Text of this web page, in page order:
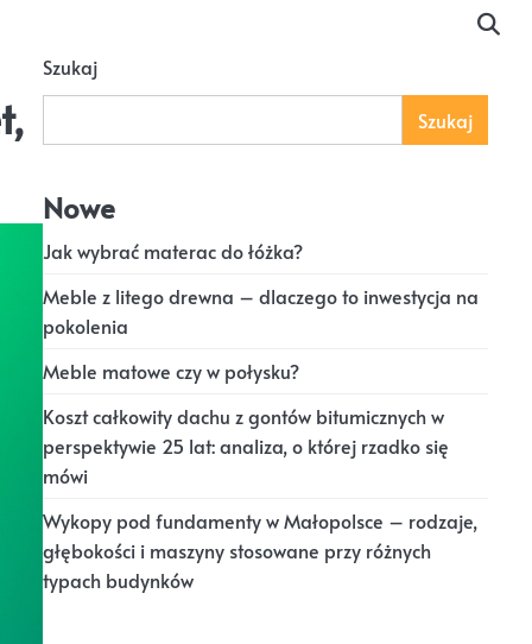
Szukaj
Szukaj
Nowe
Jak wybrać materac do łóżka?
Meble z litego drewna – dlaczego to inwestycja na
pokolenia
Meble matowe czy w połysku?
Koszt całkowity dachu z gontów bitumicznych w
perspektywie 25 lat: analiza, o której rzadko się
mówi
Wykopy pod fundamenty w Małopolsce – rodzaje,
głębokości i maszyny stosowane przy różnych
typach budynków